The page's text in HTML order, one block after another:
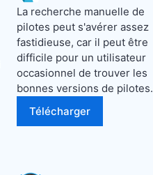
La recherche manuelle de
pilotes peut s'avérer assez
fastidieuse, car il peut être
difficile pour un utilisateur
occasionnel de trouver les
bonnes versions de pilotes.
Télécharger